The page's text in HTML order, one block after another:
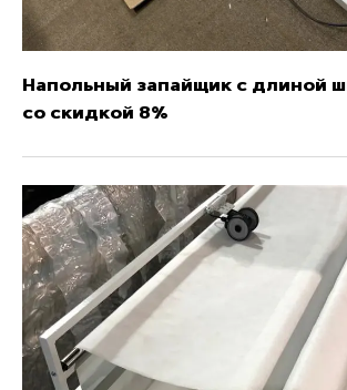
Напольный запайщик с длиной
со скидкой 8%